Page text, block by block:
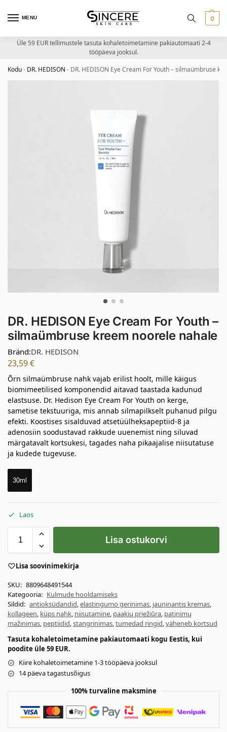
MENU 0
Üle 59 EUR tellimustele tasuta kohaletoimetamine pakiautomaati 2-4
tööpäeva jooksul.
Kodu- DR. HEDISON - DR. HEDISON Eye Cream For Youth – silmaümbruse
DR. HEDISON Eye Cream For Youth –
silmaümbruse kreem noorele nahale
Bränd:DR. HEDISON
23,59€
Õrn silmaümbruse nahk vajab erilist hoolt, mille käigus
biomimeetilised komponendid aitavad taastada kadunud
elastsuse. Dr. Hedison Eye Cream For Youth on kerge,
sametise tekstuuriga, mis annab silmapilkselt puhanud pilgu
efekti. Koostises sisalduvad atsetüülheksapeptiid-8 ja
adenosiin soodustavad rakkude uuenemist ning siluvad
märgatavalt kortsukesi, tagades naha pikaajalise niisutatuse
ja kudede tugevuse.
30ml
Laos
Lisa ostukorvi
Lisa soovinimekirja
SKU: 8809648491544
Kategooria: Kulmude hooldamiseks
Sildid: antioksüdandid,elastingumo gerinimas, jauninantis kremas,
kollageen, küps nahk, niisutamine, paakių priežiūra, patinimų
mažinimas, peptiidid,stangrinimas,tumedad ringid,väheneb kortsud
Tasuta kohaletoimetamine pakiautomaati kogu Eestis, kui
poodite üle 59 EUR.
Kiire kohaletoimetamine 1-3 tööpäeva jooksul
14 päeva tagastusõigus
100% turvaline maksmine